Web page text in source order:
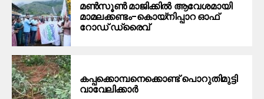
മൺസൂൺ മാജിക്കിൽ ആവേശമായി
മാമലക്കണ്ടം–കൊയ്‌നിപ്പാറ ഓഫ്
റോഡ് ഡ്രൈവ്
കപ്പക്കൊമ്പനെക്കൊണ്ട് പൊറുതിമുട്ടി
വാവേലിക്കാർ